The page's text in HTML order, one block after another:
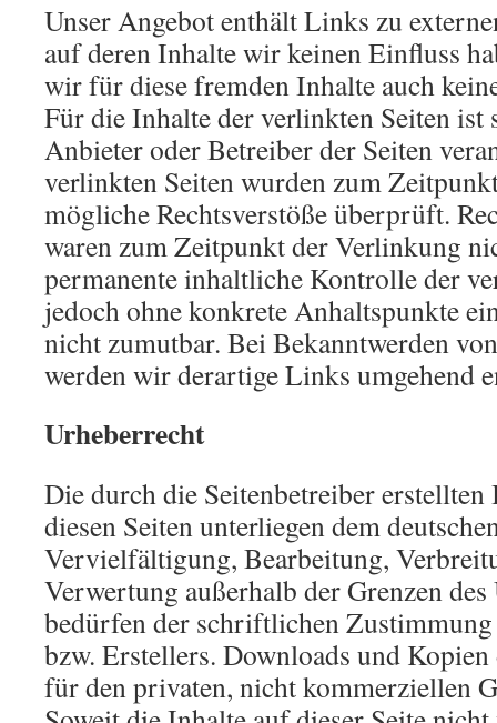
Unser Angebot enthält Links zu
auf deren Inhalte wir keinen Einfluss
wir für diese fremden Inhalte auch
Für die Inhalte der verlinkten Seiten ist
Anbieter oder Betreiber der Seiten
verlinkten Seiten wurden zum
mögliche Rechtsverstöße überprüft.
waren zum Zeitpunkt der Verlinkung
permanente inhaltliche Kontrolle der
jedoch ohne konkrete Anhaltspunkte
nicht zumutbar. Bei Bekanntwerden
werden wir derartige Links umgehend
Urheberrecht
Die durch die Seitenbetreiber
diesen Seiten unterliegen dem
Vervielfältigung, Bearbeitung,
Verwertung außerhalb der Grenzen
bedürfen der schriftlichen
bzw. Erstellers. Downloads und
für den privaten, nicht kommerziellen